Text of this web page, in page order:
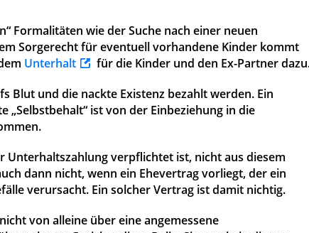
Formalitäten wie der Suche nach einer neuen
Sorgerecht für eventuell vorhandene Kinder kommt
Unterhalt
für die Kinder und den Ex-Partner
Blut und die nackte Existenz bezahlt werden. Ein
„Selbstbehalt“ ist von der Einbeziehung in die
Unterhaltszahlung verpflichtet ist, nicht aus diesem
dann nicht, wenn ein Ehevertrag vorliegt, der ein
verursacht. Ein solcher Vertrag ist damit nichtig.
von alleine über eine angemessene